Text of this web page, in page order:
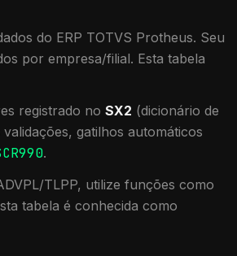
do ERP TOTVS Protheus. Seu
por empresa/filial. Esta tabela
registrado no SX2 (dicionário de
gatilhos automáticos
.
TLPP, utilize funções como
tabela é conhecida como